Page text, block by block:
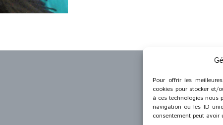
Pour offrir les
cookies pour stocker et/
à ces technologies nous
navigation ou les ID
consentement peut